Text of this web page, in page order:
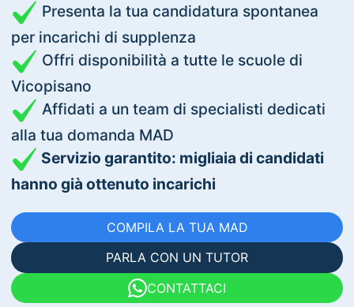
Presenta la tua candidatura spontanea
per incarichi di supplenza
Offri disponibilità a tutte le scuole di
Vicopisano
Affidati a un team di specialisti dedicati
alla tua domanda MAD
Servizio garantito: migliaia di candidati
hanno già ottenuto incarichi
COMPILA LA TUA MAD
PARLA CON UN TUTOR
CONTATTACI